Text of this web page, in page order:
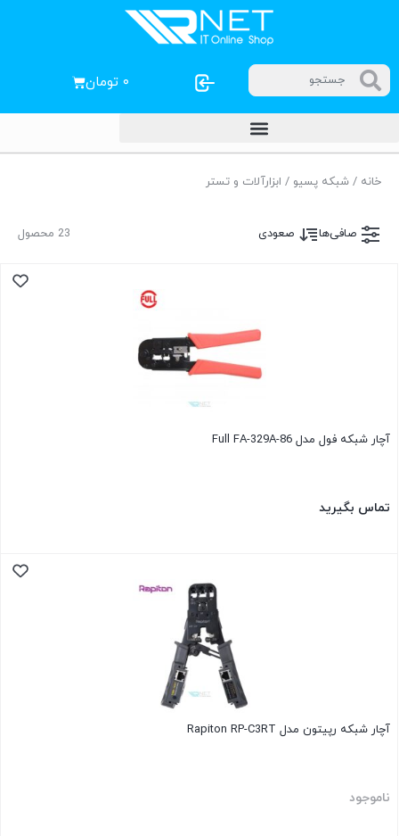
۰ تومان
خانه / شبکه پسیو / ابزارآلات و تستر
23 محصول صافی‌ها صعودی
آچار شبکه فول مدل Full FA-329A-86
تماس بگیرید
آچار شبکه رپیتون مدل Rapiton RP-C3RT
ناموجود